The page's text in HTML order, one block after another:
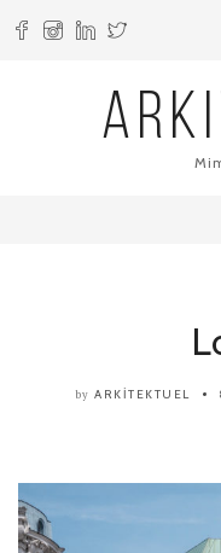
by ARKITEKTUEL